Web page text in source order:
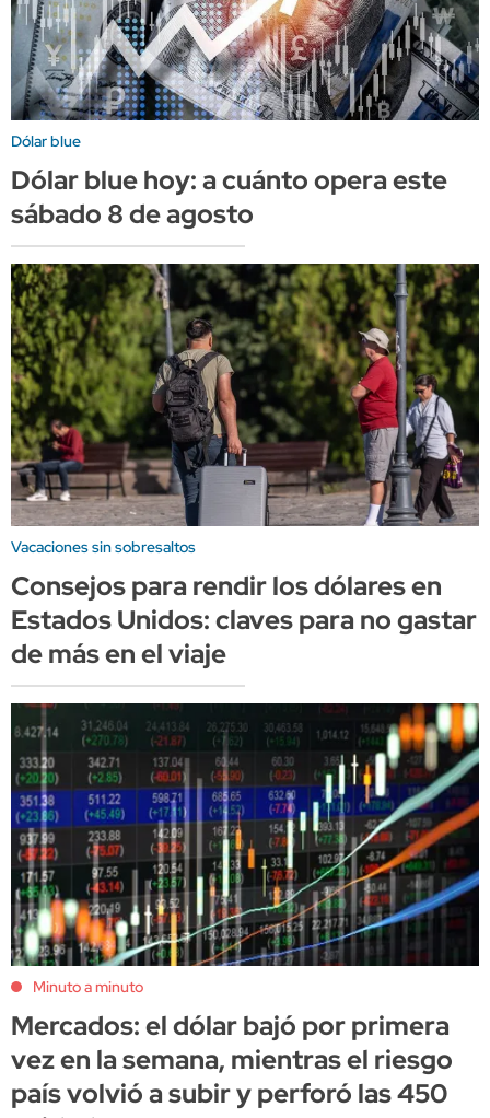
Dólar blue
Dólar blue hoy: a cuánto opera este
sábado 8 de agosto
Vacaciones sin sobresaltos
Consejos para rendir los dólares en
Estados Unidos: claves para no gastar
de más en el viaje
Minuto a minuto
Mercados: el dólar bajó por primera
vez en la semana, mientras el riesgo
país volvió a subir y perforó las 450